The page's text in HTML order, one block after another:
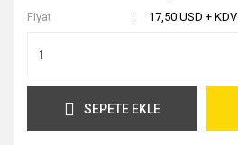
Fiyat
17,50 USD + KDV
SEPETE EKLE